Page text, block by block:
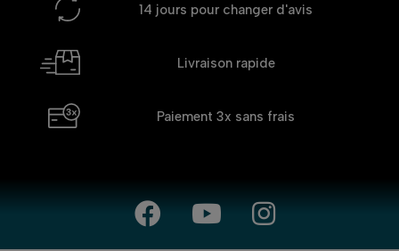
14 jours pour changer d'avis
Livraison rapide
Paiement 3x sans frais